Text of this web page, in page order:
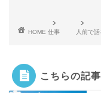
HOME 仕事 人前で
こちらの記